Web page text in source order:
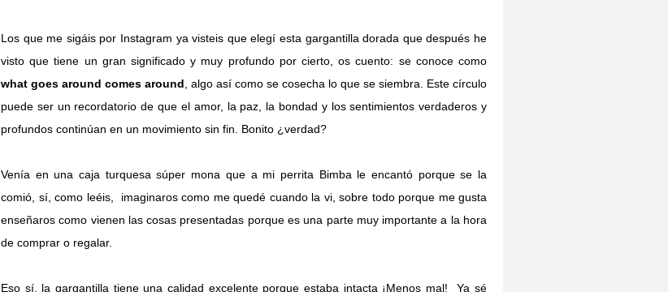
Los que me sigáis por Instagram ya visteis que elegí esta gargantilla dorada que después he
visto que tiene un gran significado y muy profundo por cierto, os cuento: se conoce como
what goes around comes around, algo así como se cosecha lo que se siembra. Este círculo
puede ser un recordatorio de que el amor, la paz, la bondad y los sentimientos verdaderos y
profundos continúan en un movimiento sin fin. Bonito ¿verdad?
Venía en una caja turquesa súper mona que a mi perrita Bimba le encantó porque se la
comió, sí, como leéis, imaginaros como me quedé cuando la vi, sobre todo porque me gusta
enseñaros como vienen las cosas presentadas porque es una parte muy importante a la hora
de comprar o regalar.
Eso sí, la gargantilla tiene una calidad excelente porque estaba intacta ¡Menos mal! Ya sé